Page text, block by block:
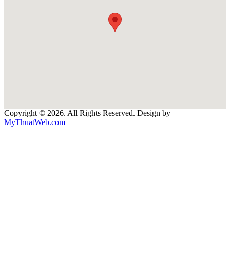
Copyright © 2026. All Rights Reserved. Design by
MyThuatWeb.com